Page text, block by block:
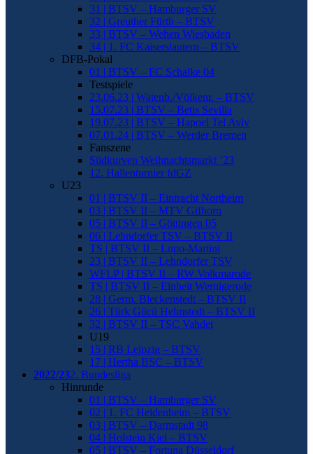
31 | BTSV – Hamburger SV
32 | Greuther Fürth – BTSV
33 | BTSV – Wehen Wiesbaden
34 | 1. FC Kaiserslautern – BTSV
DFB-Pokal
01 | BTSV – FC Schalke 04
Testspiele
23.06.23 | Watenb./Völkenr. – BTSV
15.07.23 | BTSV – Betis Sevilla
19.07.23 | BTSV – Hapoel Tel Aviv
07.01.24 | BTSV – Werder Bremen
Fanszene
Südkurven Weihnachtsmarkt ’23
12. Hallenturnier fdGZ
U23
01 | BTSV II – Eintracht Northeim
03 | BTSV II – MTV Gifhorn
05 | BTSV II – Göttingen 05
06 | Lehndorfer TSV – BTSV II
TS | BTSV II – Lupo-Martini
23 | BTSV II – Lehndorfer TSV
WFLP | BTSV II – RW Volkmarode
TS | BTSV II – Einheit Wernigerode
28 | Germ. Bleckenstedt – BTSV II
26 | Türk Gücü Helmstedt – BTSV II
32 | BTSV II – TSC Vahdet
U19
15 | RB Leipzig – BTSV
17 | Hertha BSC – BTSV
2022/232. Bundesliga
Hinrunde
01 | BTSV – Hamburger SV
02 | 1. FC Heidenheim – BTSV
03 | BTSV – Darmstadt 98
04 | Holstein Kiel – BTSV
05 | BTSV – Fortuna Düsseldorf